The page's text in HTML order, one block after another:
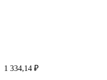
1 334,14 ₽